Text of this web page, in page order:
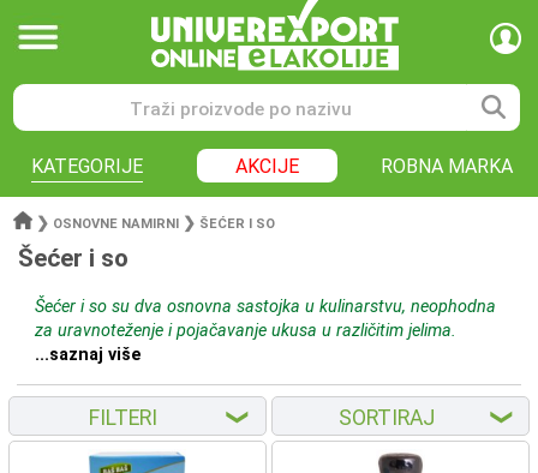
KATEGORIJE AKCIJE ROBNA MARKA
❯ OSNOVNE NAMIRNI ❯ ŠEĆER I SO
Šećer i so
Šećer i so su dva osnovna sastojka u kulinarstvu, neophodna
za uravnoteženje i pojačavanje ukusa u različitim jelima.
...saznaj više
FILTERI ❮ SORTIRAJ ❮